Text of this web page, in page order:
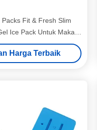
Fit & Fresh Slim
Ice Pack Untuk Makan
Anak-Anak
Harga Terbaik